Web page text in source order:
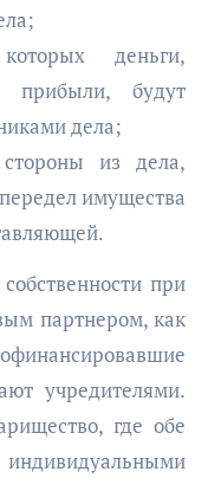
деньги,
прибыли, будут
дела;
из дела,
имущества
при
партнером, как
учредителями.
где обе
индивидуальными